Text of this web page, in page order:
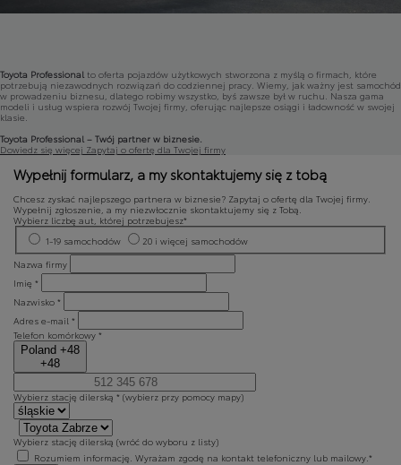
Toyota Professional to oferta pojazdów użytkowych stworzona z myślą o firmach, które
potrzebują niezawodnych rozwiązań do codziennej pracy. Wiemy, jak ważny jest samochód
w prowadzeniu biznesu, dlatego robimy wszystko, byś zawsze był w ruchu. Nasza gama
modeli i usług wspiera rozwój Twojej firmy, oferując najlepsze osiągi i ładowność w swojej
klasie.
Toyota Professional – Twój partner w biznesie.
Dowiedz się więcej Zapytaj o ofertę dla Twojej firmy
Wypełnij formularz, a my skontaktujemy się z tobą
Chcesz zyskać najlepszego partnera w biznesie? Zapytaj o ofertę dla Twojej firmy.
Wypełnij zgłoszenie, a my niezwłocznie skontaktujemy się z Tobą.
Wybierz liczbę aut, której potrzebujesz*
1-19 samochodów
20 i więcej samochodów
Nazwa firmy
Imię *
Nazwisko *
Adres e‑mail *
Telefon komórkowy *
Poland +48
+48
Wybierz stację dilerską * (wybierz przy pomocy mapy)
Wybierz stację dilerską (wróć do wyboru z listy)
Rozumiem informację. Wyrażam zgodę na kontakt telefoniczny lub mailowy.*